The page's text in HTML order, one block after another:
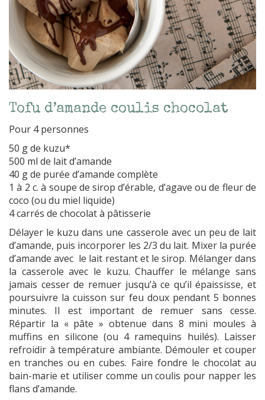
Tofu d’amande coulis chocolat
Pour 4 personnes
50 g de kuzu*
500 ml de lait d’amande
40 g de purée d’amande complète
1 à 2 c. à soupe de sirop d’érable, d’agave ou de fleur de
coco (ou du miel liquide)
4 carrés de chocolat à pâtisserie
Délayer le kuzu dans une casserole avec un peu de lait
d’amande, puis incorporer les 2/3 du lait. Mixer la purée
d’amande avec le lait restant et le sirop. Mélanger dans
la casserole avec le kuzu. Chauffer le mélange sans
jamais cesser de remuer jusqu’à ce qu’il épaississe, et
poursuivre la cuisson sur feu doux pendant 5 bonnes
minutes. Il est important de remuer sans cesse.
Répartir la « pâte » obtenue dans 8 mini moules à
muffins en silicone (ou 4 ramequins huilés). Laisser
refroidir à température ambiante. Démouler et couper
en tranches ou en cubes. Faire fondre le chocolat au
bain-marie et utiliser comme un coulis pour napper les
flans d’amande.